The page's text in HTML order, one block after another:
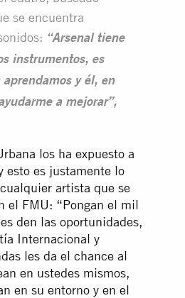
se encuentra
“Arsenal tiene
instrumentos, es
y él, en
a mejorar”,
los ha expuesto a
esto es justamente lo
artista que se
el FMU: “Pongan el mil
den las oportunidades,
Internacional y
les da el chance al
en ustedes mismos,
en su entorno y en el